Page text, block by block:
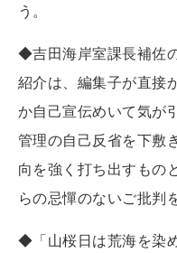
う。
◆吉田海岸室課長補佐
紹介は、編集子が直接
か自己宣伝めいて気が
管理の自己反省を下敷
向を強く打ち出すもの
らの忌憚のないご批判
◆「山桜日は荒海を染